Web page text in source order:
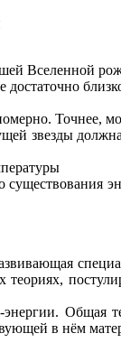
Вселенной
достаточно
Точнее,
звезды
Общая
в нём